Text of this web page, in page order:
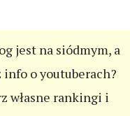
jest na siódmym, a
o youtuberach?
własne rankingi i